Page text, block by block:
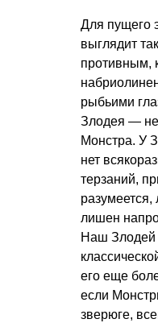
Для пущего
выглядит
противным,
рыбьими
Злодея — не
Монстра. У
нет
терзаний,
лишен
Наш Злодей
его еще
если
зверюге,